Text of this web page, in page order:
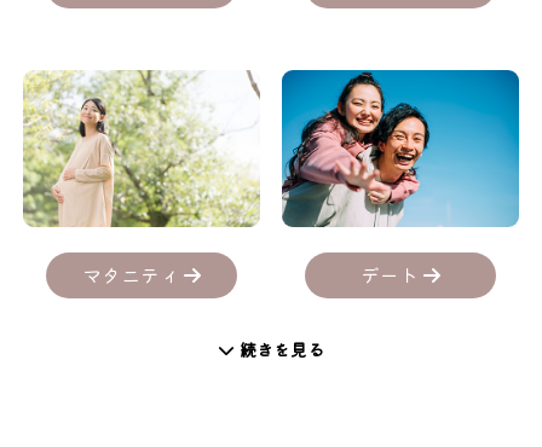
マタニティ デート
続きを見る